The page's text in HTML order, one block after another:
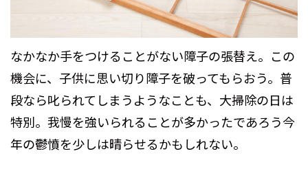
なかなか手をつけることがない障子の張替え。この
機会に、子供に思い切り障子を破ってもらおう。普
段なら叱られてしまうようなことも、大掃除の日は
特別。我慢を強いられることが多かったであろう今
年の鬱憤を少しは晴らせるかもしれない。